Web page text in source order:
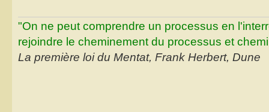
"On ne peut comprendre un processus en
rejoindre le cheminement du processus et
La première loi du Mentat, Frank Herbert, Dune